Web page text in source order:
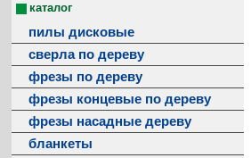
каталог
пилы дисковые
сверла по дереву
фрезы по дереву
фрезы концевые по дереву
фрезы насадные дереву
бланкеты